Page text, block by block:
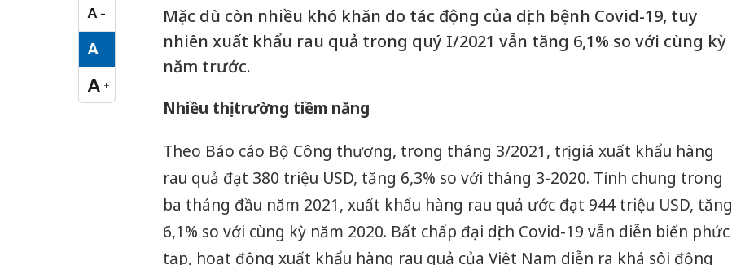
A −
Cỡ chữ nhỏ
A
Cỡ chữ vừa
A +
Cỡ chữ lớn
Mặc dù còn nhiều khó khăn do tác động của dịch bệnh Covid-19, tuy
nhiên xuất khẩu rau quả trong quý I/2021 vẫn tăng 6,1% so với cùng kỳ
năm trước.
Nhiều thị trường tiềm năng
Theo Báo cáo Bộ Công thương, trong tháng 3/2021, trị giá xuất khẩu hàng
rau quả đạt 380 triệu USD, tăng 6,3% so với tháng 3-2020. Tính chung trong
ba tháng đầu năm 2021, xuất khẩu hàng rau quả ước đạt 944 triệu USD, tăng
6,1% so với cùng kỳ năm 2020. Bất chấp đại dịch Covid-19 vẫn diễn biến phức
tạp, hoạt động xuất khẩu hàng rau quả của Việt Nam diễn ra khá sôi động